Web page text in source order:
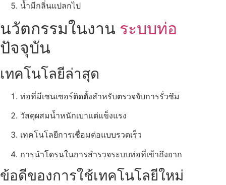
น้ำมีกลิ่นแปลกไป
นวัตกรรมในงาน ระบบท่อ
ปัจจุบัน
เทคโนโลยีล่าสุด
ท่อที่มีเซนเซอร์ติดตั้งสำหรับตรวจจับการรั่วซึม
วัสดุผสมน้ำหนักเบาแต่แข็งแรง
เทคโนโลยีการเชื่อมต่อแบบรวดเร็ว
การนำโดรนในการสำรวจระบบท่อที่เข้าถึงยาก
ข้อดีของการใช้เทคโนโลยีใหม่